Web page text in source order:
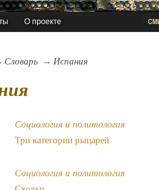
О проекте
Словарь Испания
Социология и политология
Три категории рыцарей
Социология и политология